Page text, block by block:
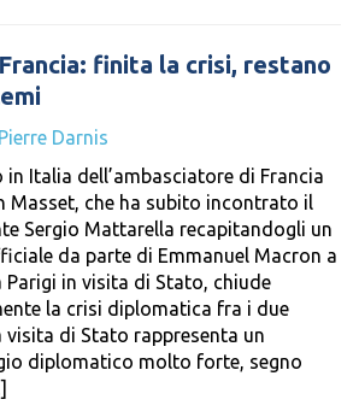
finita la crisi, restano
Darnis
in Italia dell’ambasciatore di Francia
Masset, che ha subito incontrato il
Sergio Mattarella recapitandogli un
da parte di Emmanuel Macron a
Parigi in visita di Stato, chiude
la crisi diplomatica fra i due
visita di Stato rappresenta un
diplomatico molto forte, segno